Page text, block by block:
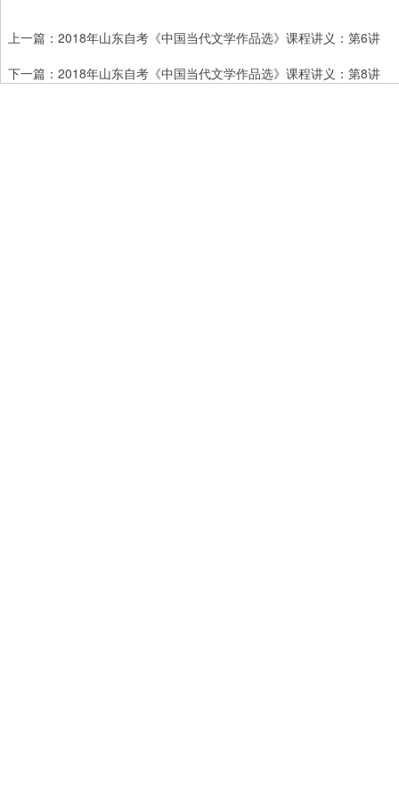
上一篇： 2018年山东自考《中国当代文学作品选》课程讲义：第6讲
下一篇： 2018年山东自考《中国当代文学作品选》课程讲义：第8讲